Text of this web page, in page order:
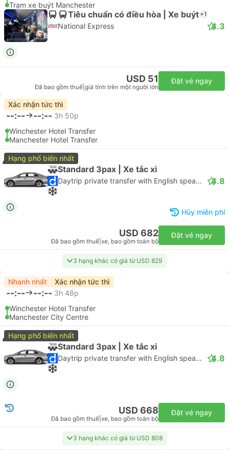
Trạm xe buýt Manchester
Tiêu chuẩn có điều hòa | Xe buýt +1
National Express 4.3
USD 51
Đã bao gồm thuế giá tính trên một người lớn
Đặt vé ngay
Xác nhận tức thì
--:-- --:-- 3h 50p
Winchester Hotel Transfer
Manchester Hotel Transfer
Hạng phổ biến nhất
Standard 3pax | Xe tắc xi
Daytrip private transfer with English speaking driver 4.8
Hủy miễn phí
USD 682
Đã bao gồm thuế xe, bao gồm toàn bộ
Đặt vé ngay
3 hạng khác có giá từ USD 829
Nhanh nhất Xác nhận tức thì
--:-- --:-- 3h 48p
Winchester Hotel Transfer
Manchester City Centre
Hạng phổ biến nhất
Standard 3pax | Xe tắc xi
Daytrip private transfer with English speaking driver 4.8
USD 668
Đã bao gồm thuế xe, bao gồm toàn bộ
Đặt vé ngay
3 hạng khác có giá từ USD 808